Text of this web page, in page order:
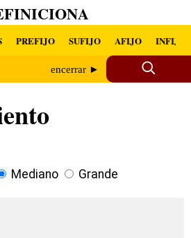
PREFIJO SUFIJO AFIJO INFIJO
encerrar ►
Mediano Grande